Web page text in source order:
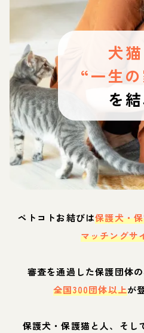
犬猫
“一生
を
ペトコトお結びは保護犬・
マッチングサ
審査を通過した保護団体
全国300団体以上が
保護犬・保護猫と人、そし